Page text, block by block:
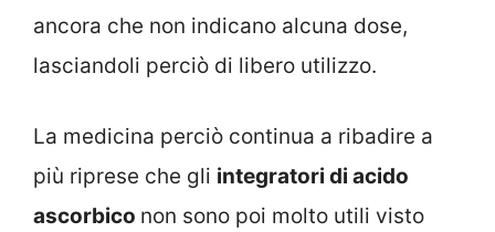
ancora che non indicano alcuna dose,
lasciandoli perciò di libero utilizzo.
La medicina perciò continua a ribadire a
più riprese che gli integratori di acido
ascorbico non sono poi molto utili visto